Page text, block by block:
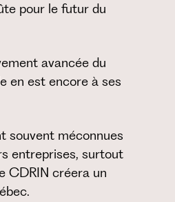
pour le futur du
avancée du
en est encore à ses
souvent méconnues
entreprises, surtout
CDRIN créera un